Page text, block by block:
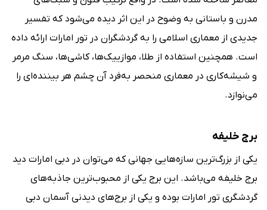
مدرن و باستانی به وضوح در این اثر دیده می‌شود که تفسیر
جدیدی از معماری اسلامی را به گردشگران در تور امارات ارائه داده
است. همچنین استفاده از طلا، موازییک‌ها، کاشی‌ها، سنگ مرمر
و شیشه‌کاری در معماری منحصر به‌فرد آن چشم هر بیننده‌ای را
می‌نوازد.
برج خلیفه
یکی از بزرگ‌ترین سازه‌هایی جهانی که می‌توان در دبی امارات دید
برج خلیفه می‌باشد. این برج یکی از محبوب‌ترین جاذبه‌های
گردشگری تور امارات بوده و یکی از برج‌های دیدنی آسمان دبی